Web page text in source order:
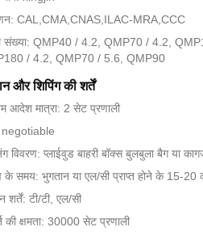
CAL,CMA,CNAS,ILAC-MRA,CCC
संख्या: QMP40 / 4.2, QMP70 / 4.2,
/ 4.2, QMP70 / 5.6, QMP90
और शिपिंग की शर्तें
आदेश मात्रा: 2 सेट प्रणाली
negotiable
विवरण: प्लाईवुड बाहरी बॉक्स बुलबुला बैग या
के समय: भुगतान या एल/सी प्राप्त होने के 15-20
शर्तें: टी/टी, एल/सी
की क्षमता: 30000 सेट प्रणाली